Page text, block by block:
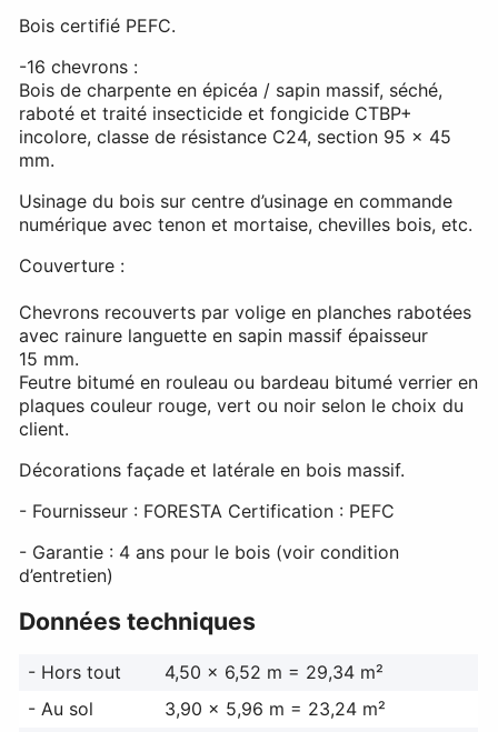
Bois certifié PEFC.
-16 chevrons :
Bois de charpente en épicéa / sapin massif, séché,
raboté et traité insecticide et fongicide CTBP+
incolore, classe de résistance C24, section 95 x 45
mm.
Usinage du bois sur centre d’usinage en commande
numérique avec tenon et mortaise, chevilles bois, etc.
Couverture :
Chevrons recouverts par volige en planches rabotées
avec rainure languette en sapin massif épaisseur
15 mm.
Feutre bitumé en rouleau ou bardeau bitumé verrier en
plaques couleur rouge, vert ou noir selon le choix du
client.
Décorations façade et latérale en bois massif.
- Fournisseur : FORESTA Certification : PEFC
- Garantie : 4 ans pour le bois (voir condition
d’entretien)
Données techniques
- Hors tout
4,50 x 6,52 m = 29,34 m²
- Au sol
3,90 x 5,96 m = 23,24 m²